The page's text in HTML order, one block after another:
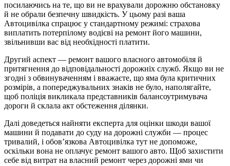
посилаючись на те, що ви не врахували дорожню обстановку
й не обрали безпечну швидкість. У цьому разі ваша
Автоцивілка спрацює у стандартному режимі: страхова
виплатить потерпілому водієві на ремонт його машини,
звільнивши вас від необхідності платити.
Другий аспект — ремонт вашого власного автомобіля й
притягнення до відповідальності дорожніх служб. Якщо ви не
згодні з обвинуваченням і вважаєте, що яма була критичних
розмірів, а попереджувальних знаків не було, наполягайте,
щоб поліція викликала представників балансоутримувача
дороги й склала акт обстеження ділянки.
Далі доведеться найняти експерта для оцінки шкоди вашої
машини й подавати до суду на дорожні служби — процес
тривалий, і обов’язкова Автоцивілка тут не допоможе,
оскільки вона не оплачує ремонт вашого авто. Щоб захистити
себе від витрат на власний ремонт через дорожні ями чи